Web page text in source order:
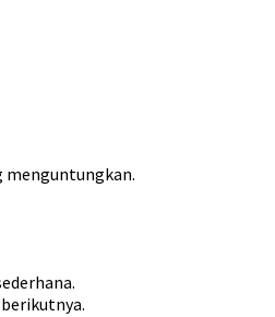
menguntungkan.